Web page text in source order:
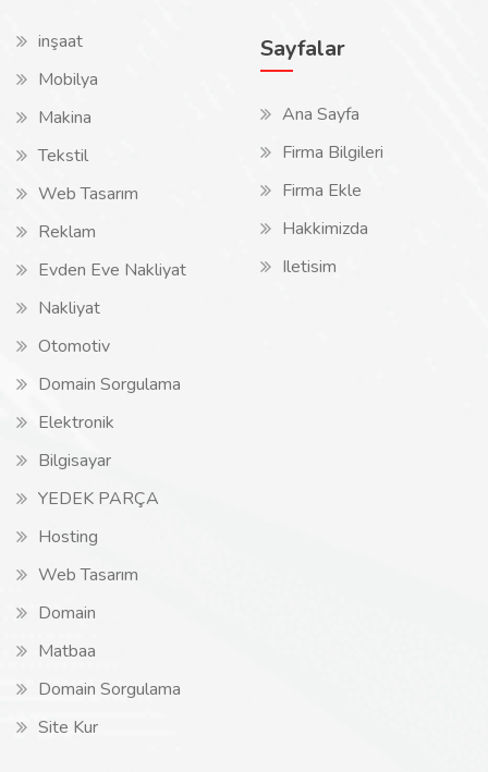
inşaat
Mobilya
Makina
Tekstil
Web Tasarım
Reklam
Evden Eve Nakliyat
Nakliyat
Otomotiv
Domain Sorgulama
Elektronik
Bilgisayar
YEDEK PARÇA
Hosting
Web Tasarım
Domain
Matbaa
Domain Sorgulama
Site Kur
Sayfalar
Ana Sayfa
Firma Bilgileri
Firma Ekle
Hakkimizda
Iletisim